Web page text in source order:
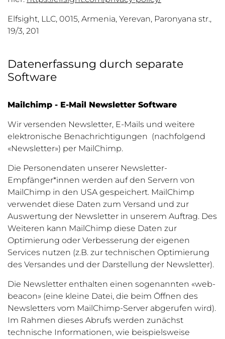
Elfsight, LLC, 0015, Armenia, Yerevan, Paronyana str.,
19/3, 201
Datenerfassung durch separate
Software
Mailchimp - E-Mail Newsletter Software
Wir versenden Newsletter, E-Mails und weitere
elektronische Benachrichtigungen (nachfolgend
«Newsletter») per MailChimp.
Die Personendaten unserer Newsletter-
Empfänger*innen werden auf den Servern von
MailChimp in den USA gespeichert. MailChimp
verwendet diese Daten zum Versand und zur
Auswertung der Newsletter in unserem Auftrag. Des
Weiteren kann MailChimp diese Daten zur
Optimierung oder Verbesserung der eigenen
Services nutzen (z.B. zur technischen Optimierung
des Versandes und der Darstellung der Newsletter).
Die Newsletter enthalten einen sogenannten «web-
beacon» (eine kleine Datei, die beim Öffnen des
Newsletters vom MailChimp-Server abgerufen wird).
Im Rahmen dieses Abrufs werden zunächst
technische Informationen, wie beispielsweise